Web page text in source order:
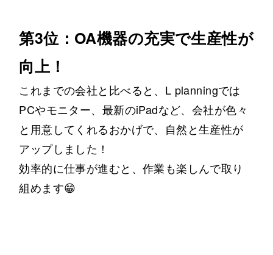
第3位：OA機器の充実で生産性が
向上！
これまでの会社と比べると、L planningでは
PCやモニター、最新のiPadなど、会社が色々
と用意してくれるおかげで、自然と生産性が
アップしました！
効率的に仕事が進むと、作業も楽しんで取り
組めます😁